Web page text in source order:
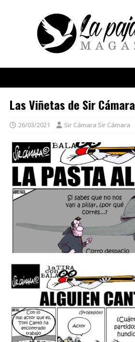
Las Viñetas de Sir Cámara
26/03/2021 Sir Cámara Sir Cámara